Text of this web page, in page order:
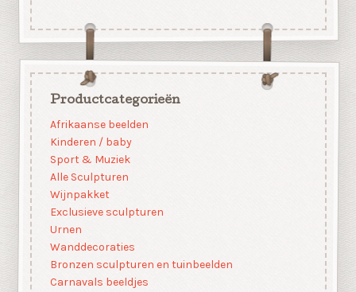
Productcategorieën
Afrikaanse beelden
Kinderen / baby
Sport & Muziek
Alle Sculpturen
Wijnpakket
Exclusieve sculpturen
Urnen
Wanddecoraties
Bronzen sculpturen en tuinbeelden
Carnavals beeldjes